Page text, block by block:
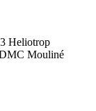
Heliotrop
Mouliné